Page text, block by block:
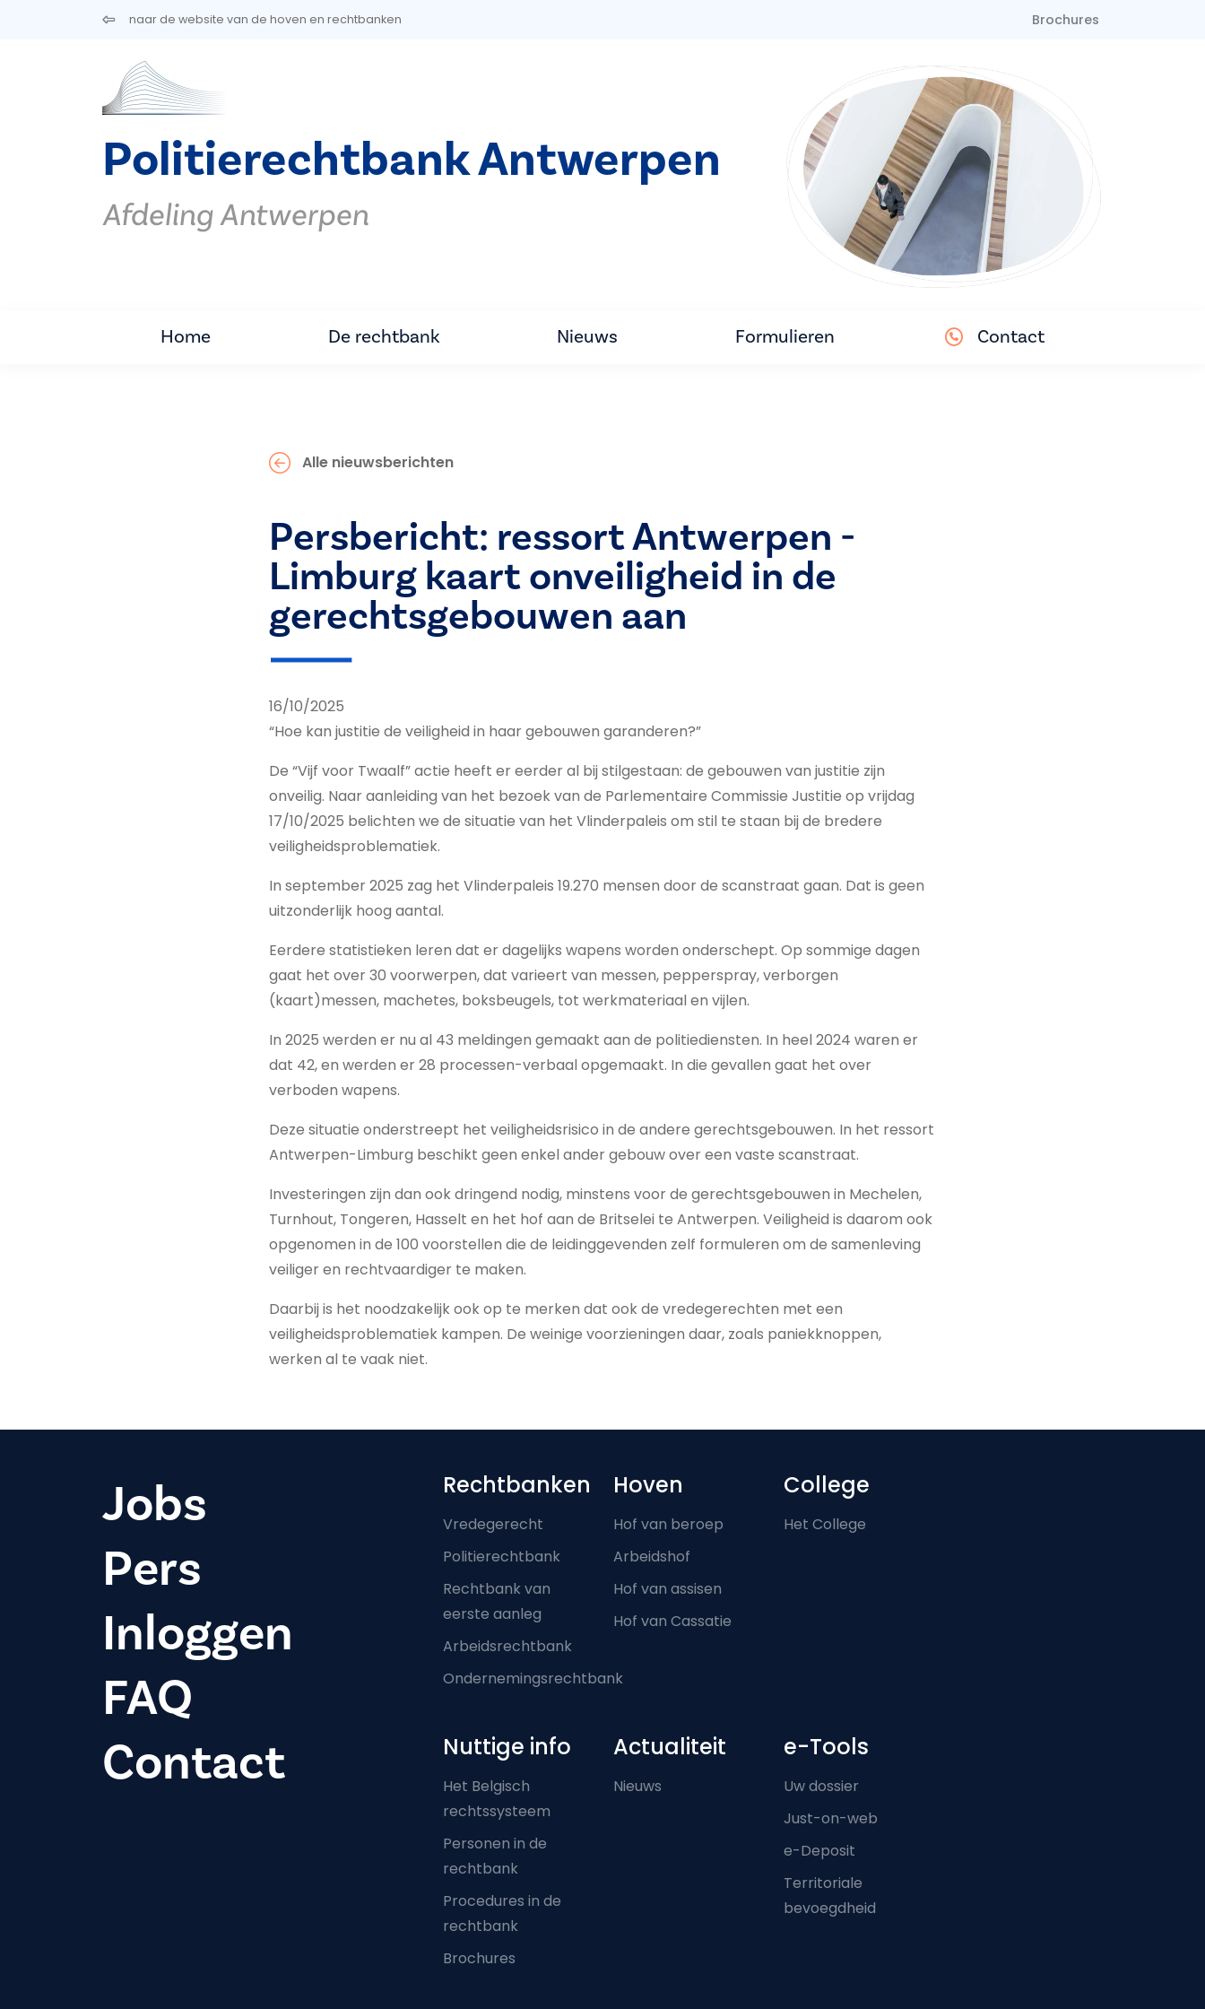
Overslaan en naar de inhoud gaannaar de website van de hoven en rechtbanken Brochures
Politierechtbank Antwerpen
Afdeling Antwerpen
Home De rechtbank Nieuws Formulieren Contact
Alle nieuwsberichten
Persbericht: ressort Antwerpen -
Limburg kaart onveiligheid in de
gerechtsgebouwen aan
16/10/2025
“Hoe kan justitie de veiligheid in haar gebouwen garanderen?”
De “Vijf voor Twaalf” actie heeft er eerder al bij stilgestaan: de gebouwen van justitie zijn
onveilig. Naar aanleiding van het bezoek van de Parlementaire Commissie Justitie op vrijdag
17/10/2025 belichten we de situatie van het Vlinderpaleis om stil te staan bij de bredere
veiligheidsproblematiek.
In september 2025 zag het Vlinderpaleis 19.270 mensen door de scanstraat gaan. Dat is geen
uitzonderlijk hoog aantal.
Eerdere statistieken leren dat er dagelijks wapens worden onderschept. Op sommige dagen
gaat het over 30 voorwerpen, dat varieert van messen, pepperspray, verborgen
(kaart)messen, machetes, boksbeugels, tot werkmateriaal en vijlen.
In 2025 werden er nu al 43 meldingen gemaakt aan de politiediensten. In heel 2024 waren er
dat 42, en werden er 28 processen-verbaal opgemaakt. In die gevallen gaat het over
verboden wapens.
Deze situatie onderstreept het veiligheidsrisico in de andere gerechtsgebouwen. In het ressort
Antwerpen-Limburg beschikt geen enkel ander gebouw over een vaste scanstraat.
Investeringen zijn dan ook dringend nodig, minstens voor de gerechtsgebouwen in Mechelen,
Turnhout, Tongeren, Hasselt en het hof aan de Britselei te Antwerpen. Veiligheid is daarom ook
opgenomen in de 100 voorstellen die de leidinggevenden zelf formuleren om de samenleving
veiliger en rechtvaardiger te maken.
Daarbij is het noodzakelijk ook op te merken dat ook de vredegerechten met een
veiligheidsproblematiek kampen. De weinige voorzieningen daar, zoals paniekknoppen,
werken al te vaak niet.
Jobs
Pers
Inloggen
FAQ
Contact
Footer-menu
Rechtbanken
Vredegerecht
Politierechtbank
Rechtbank van
eerste aanleg
Arbeidsrechtbank
Ondernemingsrechtbank
Hoven
Hof van beroep
Arbeidshof
Hof van assisen
Hof van Cassatie
College
Het College
Nuttige info
Het Belgisch
rechtssysteem
Personen in de
rechtbank
Procedures in de
rechtbank
Brochures
Actualiteit
Nieuws
e-Tools
Uw dossier
Just-on-web
e-Deposit
Territoriale
bevoegdheid